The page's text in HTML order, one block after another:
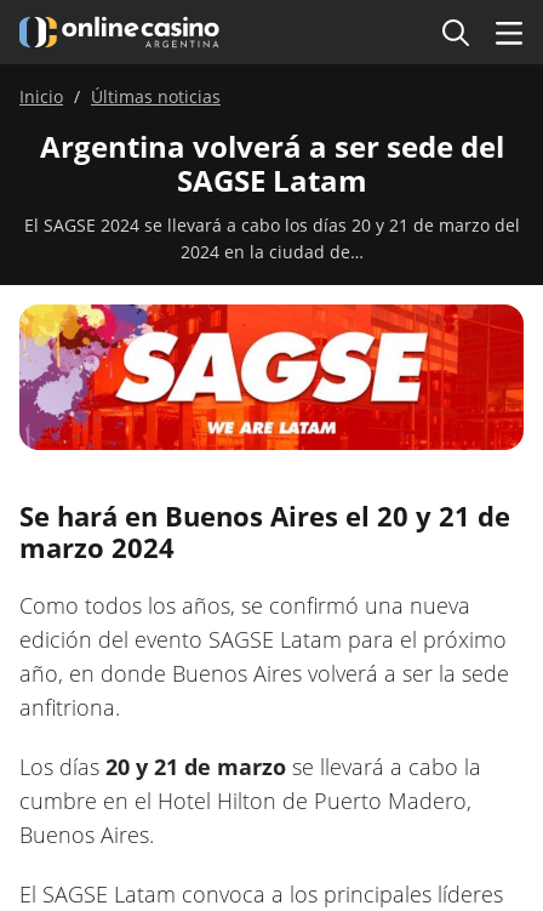
Inicio Últimas noticias
Argentina volverá a ser sede del
SAGSE Latam
El SAGSE 2024 se llevará a cabo los días 20 y 21 de marzo del
2024 en la ciudad de…
Se hará en Buenos Aires el 20 y 21 de
marzo 2024
Como todos los años, se confirmó una nueva
edición del evento SAGSE Latam para el próximo
año, en donde Buenos Aires volverá a ser la sede
anfitriona.
Los días 20 y 21 de marzo se llevará a cabo la
cumbre en el Hotel Hilton de Puerto Madero,
Buenos Aires.
El SAGSE Latam convoca a los principales líderes